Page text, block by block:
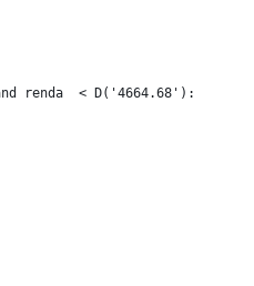
renda  < D('4664.68'):